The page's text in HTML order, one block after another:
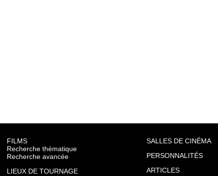
FILMS
Recherche thématique
Recherche avancée
LIEUX DE TOURNAGE
SALLES DE CINÉMA
PERSONNALITÉS
ARTICLES